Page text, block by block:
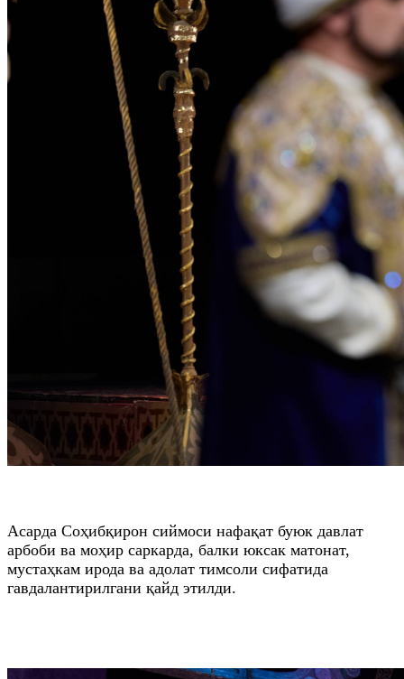
Асарда Соҳибқирон сиймоси нафақат буюк давлат
арбоби ва моҳир саркарда, балки юксак матонат,
мустаҳкам ирода ва адолат тимсоли сифатида
гавдалантирилгани қайд этилди.